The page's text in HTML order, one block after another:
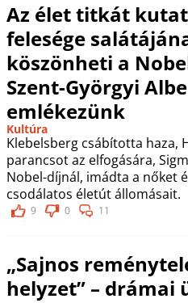
Az élet titkát
felesége
köszönheti a
Szent-Györgyi
emlékezünk
Kultúra
Klebelsberg csábította haza,
parancsot az elfogására,
Nobel-díjnál, imádta a nőket
csodálatos életút állomásait.
9 0 11
„Sajnos
helyzet” – drámai